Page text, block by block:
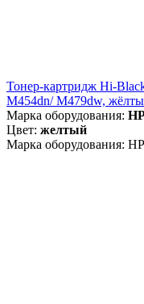
Тонер-картридж Hi-
M454dn/ M479dw,
Марка оборудования:
Цвет: желтый
Марка оборудования: